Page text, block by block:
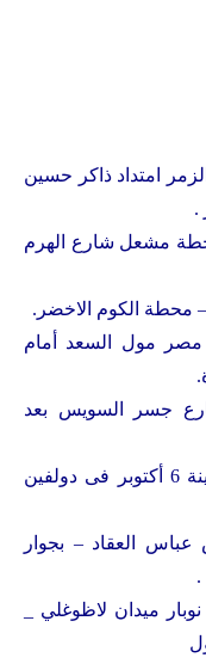
أحمد الزمر امتداد ذاكر حسين
.
بيتكو محطة مشعل شارع الهرم
شارع شبرا مصر مول السعد أمام
فرع مصر الجديدة: 130شارع جسر السويس بعد
رنين فرع 6أكتوبر : أمام جهازمدينة 6 أكتوبر فى دولفين
عباس_العقاد : 37 ش عباس العقاد – بجوار
.
:14 ب شارع نوبار ميدان لاظوغلي _